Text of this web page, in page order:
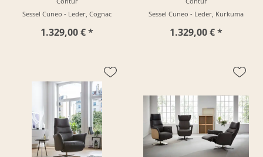
Sessel Cuneo - Leder, Cognac
1.329,00 € *
Sessel Cuneo - Leder, Kurkuma
1.329,00 € *